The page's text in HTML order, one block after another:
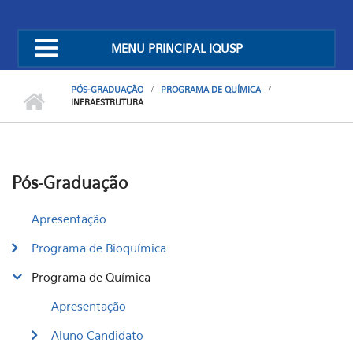
MENU PRINCIPAL IQUSP
PÓS-GRADUAÇÃO
PROGRAMA DE QUÍMICA
INFRAESTRUTURA
Pós-Graduação
Apresentação
Programa de Bioquímica
Programa de Química
Apresentação
Aluno Candidato